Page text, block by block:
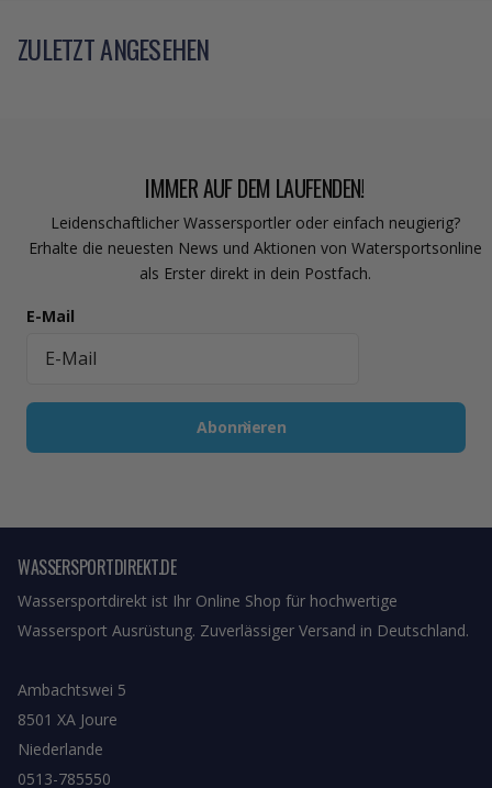
ZULETZT ANGESEHEN
IMMER AUF DEM LAUFENDEN!
Leidenschaftlicher Wassersportler oder einfach neugierig?
Erhalte die neuesten News und Aktionen von Watersportsonline
als Erster direkt in dein Postfach.
E-Mail
Abonnieren
WASSERSPORTDIREKT.DE
Wassersportdirekt ist Ihr Online Shop für hochwertige
Wassersport Ausrüstung. Zuverlässiger Versand in Deutschland.
Ambachtswei 5
8501 XA Joure
Niederlande
0513-785550